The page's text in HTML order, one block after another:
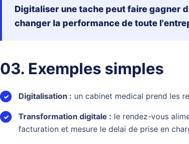
Digitaliser une tache peut faire gagner
changer la performance de toute
03. Exemples simples
Digitalisation : un cabinet medical prend les
Transformation digitale : le rendez-vous
facturation et mesure le delai de prise en